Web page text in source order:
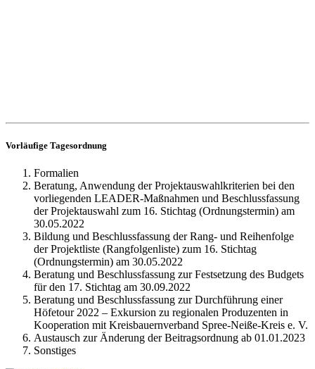
Vorläufige Tagesordnung
Formalien
Beratung, Anwendung der Projektauswahlkriterien bei den
vorliegenden LEADER-Maßnahmen und Beschlussfassung
der Projektauswahl zum 16. Stichtag (Ordnungstermin) am
30.05.2022
Bildung und Beschlussfassung der Rang- und Reihenfolge
der Projektliste (Rangfolgenliste) zum 16. Stichtag
(Ordnungstermin) am 30.05.2022
Beratung und Beschlussfassung zur Festsetzung des Budgets
für den 17. Stichtag am 30.09.2022
Beratung und Beschlussfassung zur Durchführung einer
Höfetour 2022 – Exkursion zu regionalen Produzenten in
Kooperation mit Kreisbauernverband Spree-Neiße-Kreis e. V.
Austausch zur Änderung der Beitragsordnung ab 01.01.2023
Sonstiges